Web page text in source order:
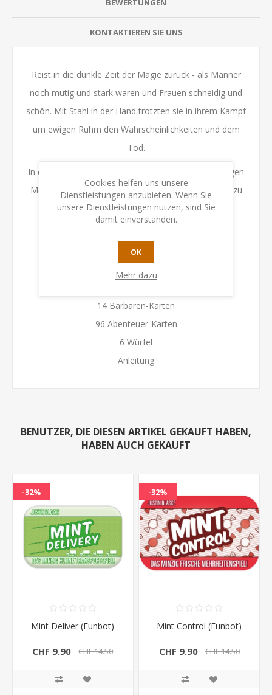
BEWERTUNGEN
KONTAKTIEREN SIE UNS
Reist in die dunkle Zeit der Magie zurück - als Männer
noch mutig und stark waren und Frauen schneidig und
schön. Mit Stahl in der Hand trotzten sie in ihrem Kampf
um ewigen Ruhm den Wahrscheinlichkeiten und dem
Tod.
In eurem Zug deckt ihr Abenteuerkarten auf, um gegen
Monster zu kämpfen, Schätze zu finden und Runen zu
sammeln. Wenn euch die Monster über den Kopf
wachsen sucht euch Mitstreiter!
Wer wird der erfolgreichste Barbar?
14 Barbaren-Karten
96 Abenteuer-Karten
6 Würfel
Anleitung
BENUTZER, DIE DIESEN ARTIKEL GEKAUFT HABEN,
HABEN AUCH GEKAUFT
-32%
Mint Deliver (Funbot)
CHF 9.90 CHF 14.50
-32%
Mint Control (Funbot)
CHF 9.90 CHF 14.50
Cookies helfen uns unsere
Dienstleistungen anzubieten. Wenn Sie
unsere Dienstleistungen nutzen, sind Sie
damit einverstanden.
OK
Mehr dazu